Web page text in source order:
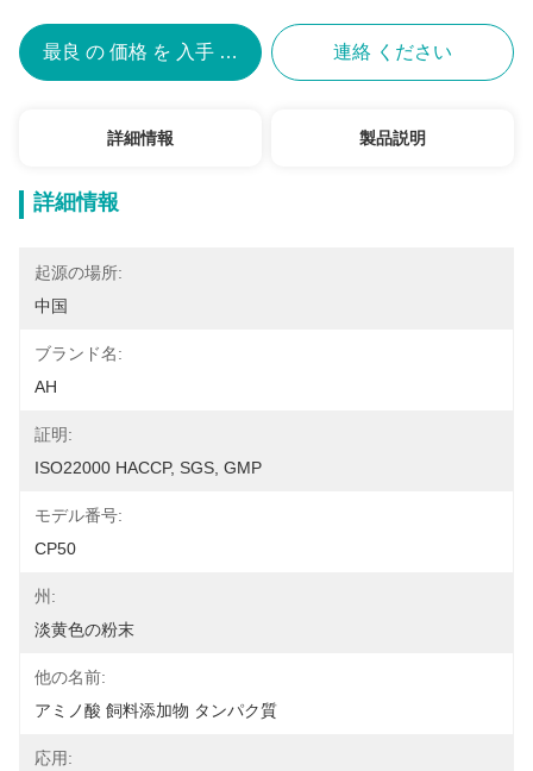
最良 の 価格 を 入手 する 連絡 ください
詳細情報 製品説明
詳細情報
起源の場所:
中国
ブランド名:
AH
証明:
ISO22000 HACCP, SGS, GMP
モデル番号:
CP50
州:
淡黄色の粉末
他の名前:
アミノ酸 飼料添加物 タンパク質
応用: